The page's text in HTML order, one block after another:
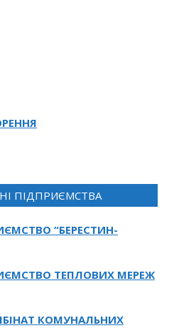
ПІДПРИЄМСТВА
“БЕРЕСТИН-
ТЕПЛОВИХ МЕРЕЖ
КОМУНАЛЬНИХ